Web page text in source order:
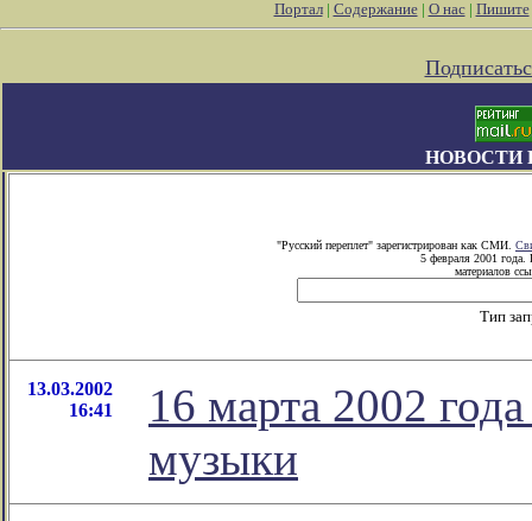
Портал| Содержание| О нас| Пишите
НОВОСТИ
"Русский переплет" зарегистрирован как СМИ.
5 февраля 2001 года.
материалов
Тип
13.03.2002
16:41
16 марта 2002
музыки